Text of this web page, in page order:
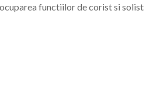
functiilor de corist si solist